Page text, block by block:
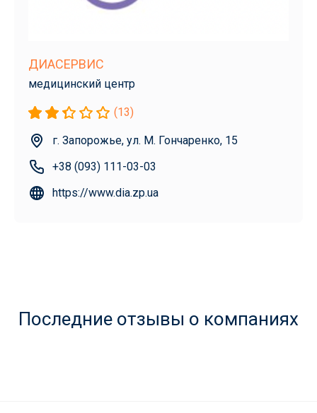
ДИАСЕРВИС
медицинский центр
(13)
г. Запорожье, ул. М. Гончаренко, 15
+38 (093) 111-03-03
https://www.dia.zp.ua
Последние отзывы о компаниях